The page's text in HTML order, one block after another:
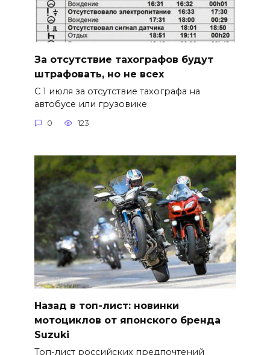
За отсутствие тахографов будут
штрафовать, но не всех
С 1 июля за отсутствие тахографа на
автобусе или грузовике
0 123
Назад в топ-лист: новинки
мотоциклов от японского бренда
Suzuki
Топ-лист российских предпочтений